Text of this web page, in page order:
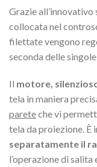
Grazie
collocata nel
filettate vengono
seconda delle
Il motore,
tela in maniera
pareteche vi
tela da proiezione. È
separatamente il
l’operazione di